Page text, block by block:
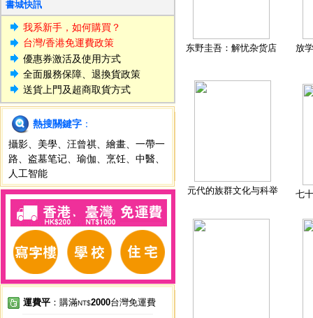
書城快訊
我系新手，如何購買？
台灣/香港免運費政策
優惠券激活及使用方式
全面服務保障、退換貨政策
送貨上門及超商取貨方式
熱搜關鍵字 ：
攝影
美學 汪曾祺 繪畫
一帶一
路
盗墓笔记 瑜伽 烹饪 中醫
人工智能
運費平 ：購滿NT$2000台灣免運費
东野圭吾：解忧杂货店 放
元代的族群文化与科举 七